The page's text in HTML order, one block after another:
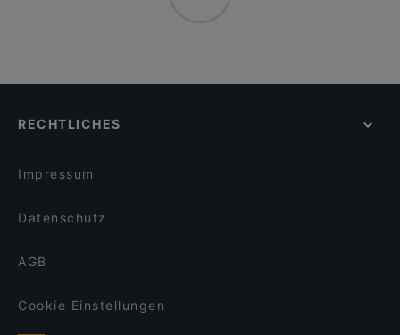
RECHTLICHES
Impressum
Datenschutz
AGB
Cookie Einstellungen